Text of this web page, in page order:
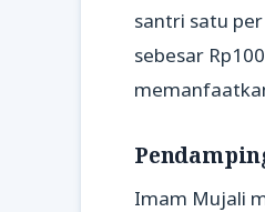
santri satu
sebesar
Imam Mujali